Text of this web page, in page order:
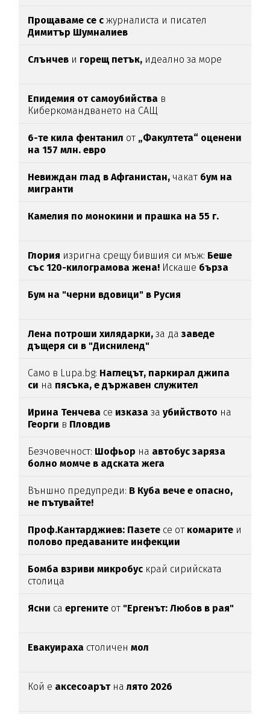
Прощаваме се с журналиста и писател
Димитър Шумналиев
Слънчев и горещ петък, идеално за море
Епидемия от самоубийства в
Киберкомандването на САЩ
6-те кила фентанил от „Факултета“ оценени
на 157 млн. евро
Невиждан глад в Афганистан, чакат бум на
мигранти
Камелия по монокини и прашка на 55 г.
Глория изригна срещу бившия си мъж: Беше
със 120-килограмова жена! Искаше бърза
Бум на "черни вдовици" в Русия
Лена потроши хилядарки,за да заведе
дъщеря си в "Дисниленд"
Само в Lupa.bg: Наглецът, паркирал джипа
си на пясъка, е държавен служител
Ирина Тенчева се изказазаубийството на
Георги в Пловдив
Безчовечност: Шофьор на автобус заряза
болно момче в адската жега
Външно предупреди: В Куба вече е опасно,
не пътувайте!
Проф.Кантарджиев: Пазете се от комарите и
полово предаваните инфекции
Бомба взриви микробус край сирийската
столица
Ясни са ергените от "Ергенът: Любов в рая"
Евакуираха столиченмол
Кой е аксесоарътналято 2026